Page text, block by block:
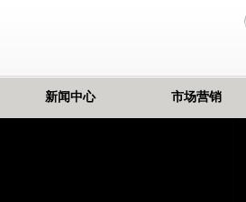
新闻中心 市场营销